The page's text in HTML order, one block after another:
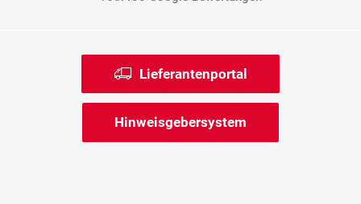
Lieferantenportal
Hinweisgebersystem